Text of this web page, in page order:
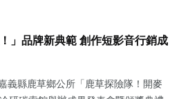
」品牌新典範 創作短影音行銷成
義縣鹿草鄉公所「鹿草探險隊！開麥